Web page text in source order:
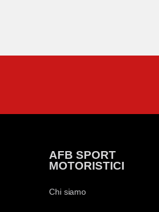
AFB SPORT
MOTORISTICI
Chi siamo